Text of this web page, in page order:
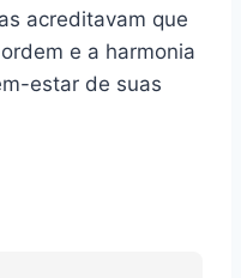
acreditavam que
e a harmonia
estar de suas